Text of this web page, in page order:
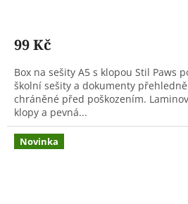
99 Kč
Box na sešity A5 s klopou Stil Paws
školní sešity a dokumenty
chráněné před poškozením.
klopy a pevná...
Novinka